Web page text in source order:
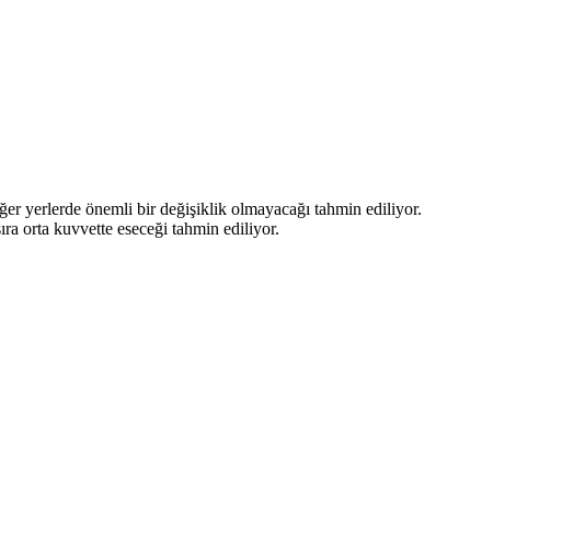
yerlerde önemli bir değişiklik olmayacağı tahmin ediliyor.
orta kuvvette eseceği tahmin ediliyor.